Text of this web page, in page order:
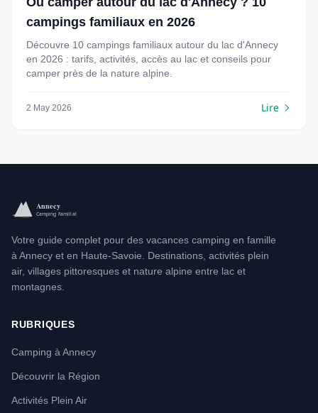
campings familiaux en 2026
Découvre 10 campings familiaux autour du lac d'Annecy
en 2026 : tarifs, activités, accès au lac et conseils pour
camper près de la nature alpine.
2 May 2026 Lire
Votre guide complet pour des vacances camping en famille
à Annecy et en Haute-Savoie. Destinations, activités plein
air, villages pittoresques et nature alpine entre lac et
montagnes.
RUBRIQUES
Camping à Annecy
Découvrir la Région
Activités Plein Air